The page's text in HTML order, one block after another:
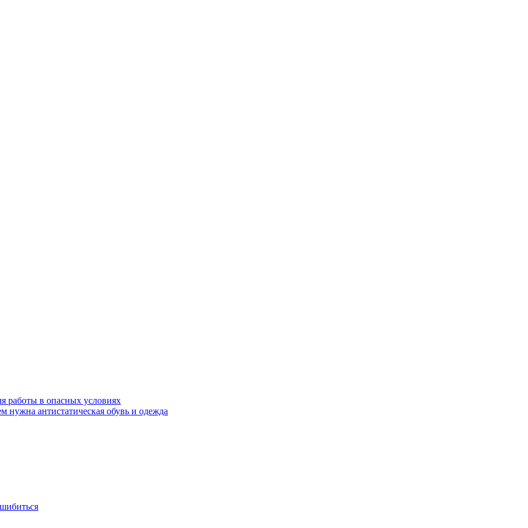
работы в опасных условиях
нужна антистатическая обувь и одежда